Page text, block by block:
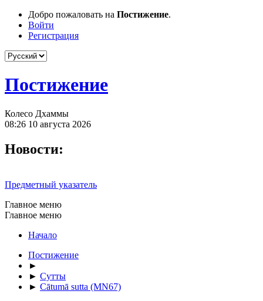
Добро пожаловать на Постижение.
Войти
Регистрация
Постижение
Колесо Дхаммы
08:26 10 августа 2026
Новости:
Предметный указатель
Главное меню
Главное меню
Начало
Постижение
►
► Сутты
► Cātumā sutta (MN67)